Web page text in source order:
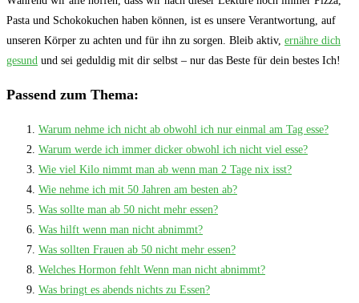
Pasta und Schokokuchen haben können, ist es unsere Verantwortung, auf
unseren Körper zu achten und für ihn zu sorgen. Bleib aktiv, ernähre dich
gesund und sei geduldig mit dir selbst – nur das Beste für dein bestes Ich!
Passend zum Thema:
Warum nehme ich nicht ab obwohl ich nur einmal am Tag esse?
Warum werde ich immer dicker obwohl ich nicht viel esse?
Wie viel Kilo nimmt man ab wenn man 2 Tage nix isst?
Wie nehme ich mit 50 Jahren am besten ab?
Was sollte man ab 50 nicht mehr essen?
Was hilft wenn man nicht abnimmt?
Was sollten Frauen ab 50 nicht mehr essen?
Welches Hormon fehlt Wenn man nicht abnimmt?
Was bringt es abends nichts zu Essen?